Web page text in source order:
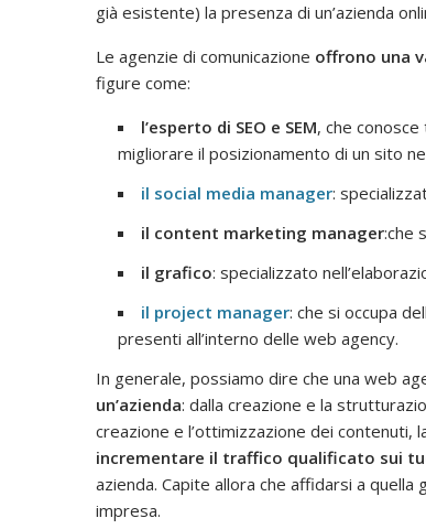
già esistente) la presenza di un’azienda
Le agenzie di comunicazione offrono una
figure come:
l’esperto di SEO e SEM, che
migliorare il posizionamento di un sito
il social media manager:
il content marketing manager:che
il grafico: specializzato
il project manager: che si occupa
presenti all’interno delle web agency.
In generale, possiamo dire che una web
un’azienda: dalla creazione e la
creazione e l’ottimizzazione dei contenuti,
incrementare il traffico qualificato sui
azienda. Capite allora che affidarsi a
impresa.